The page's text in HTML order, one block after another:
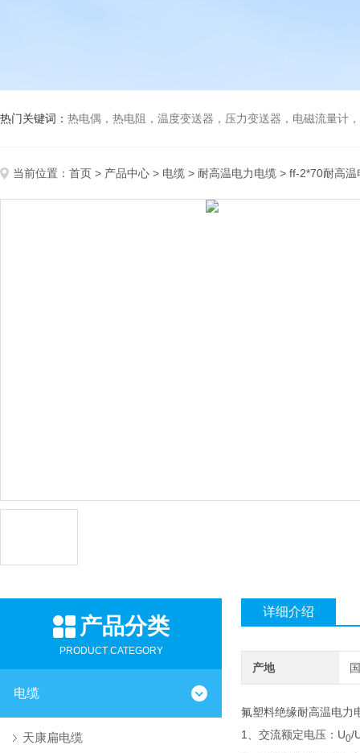
热门关键词： 热电偶，热电阻，温度变送器，压力变送器，电磁流量计，
当前位置： 首页 > 产品中心 > 电缆 > 耐高温电力电缆 > ff-2*70耐高温
产品分类
PRODUCT CATEGORY
电缆
天康扁电缆
详细介绍
产地
氟塑料绝缘耐高温电力
1、交流额定电压：U0/